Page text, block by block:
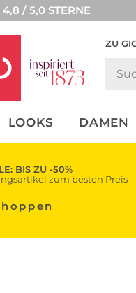
/ 5,0 STERNE
ZU
LOOKS DAMEN
CLICK &
BIS ZU -50%
zum besten Preis